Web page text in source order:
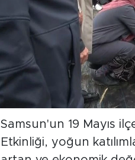
Samsun'un 19 Mayıs
Etkinliği, yoğun